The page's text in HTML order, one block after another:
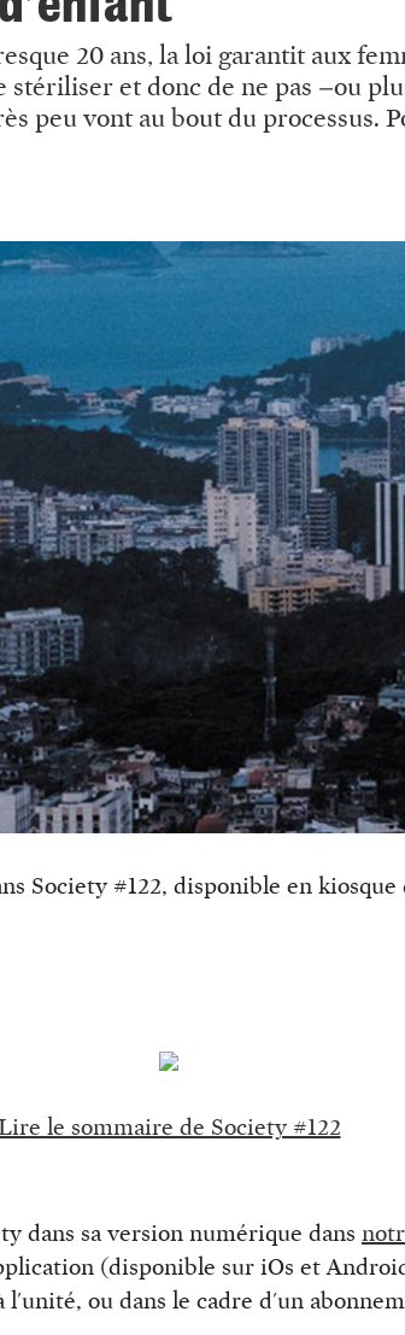
20 ans, la loi garantit aux
stériliser et donc de ne pas –ou
peu vont au bout du processus.
Society #122, disponible en kiosque
le sommaire de Society #122
dans sa version numérique dans
(disponible sur iOs et
l'unité, ou dans le cadre d'un